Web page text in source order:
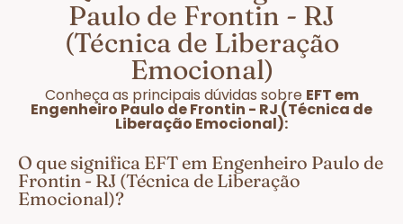
Paulo de Frontin - RJ
(Técnica de Liberação
Emocional)
Conheça as principais dúvidas sobre EFT em
Engenheiro Paulo de Frontin - RJ (Técnica de
Liberação Emocional):
O que significa EFT em Engenheiro Paulo de
Frontin - RJ (Técnica de Liberação
Emocional)?